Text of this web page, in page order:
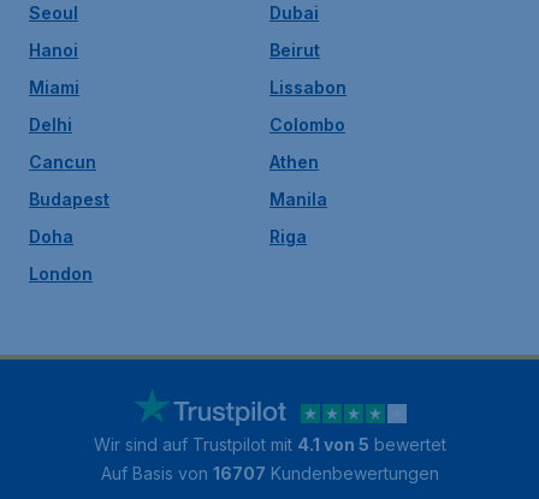
Seoul
Dubai
Hanoi
Beirut
Miami
Lissabon
Delhi
Colombo
Cancun
Athen
Budapest
Manila
Doha
Riga
London
Wir sind auf Trustpilot mit 4.1 von 5 bewertet
Auf Basis von 16707 Kundenbewertungen